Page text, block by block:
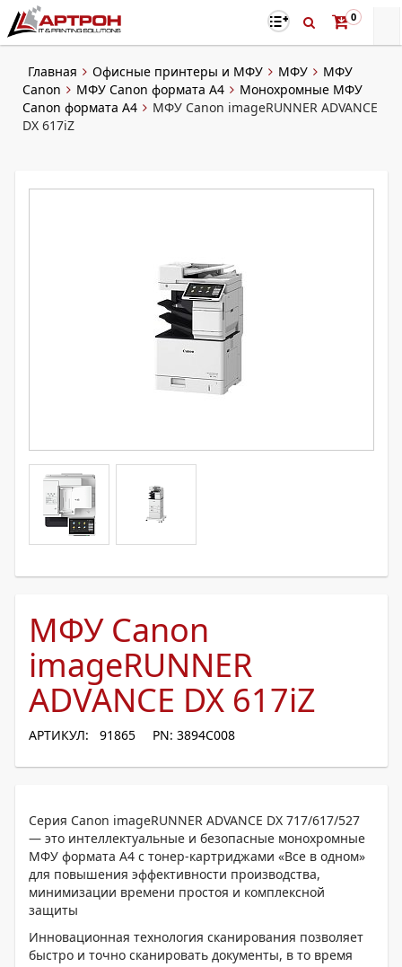
0
Главная Офисные принтеры и МФУ МФУ
МФУ
Canon
МФУ Canon формата А4
Монохромные МФУ
Canon формата А4
МФУ Canon imageRUNNER ADVANCE
DX 617iZ
МФУ Canon
imageRUNNER
ADVANCE DX 617iZ
АРТИКУЛ: 91865 PN: 3894C008
Серия Canon imageRUNNER ADVANCE DX 717/617/527
— это интеллектуальные и безопасные монохромные
МФУ формата A4 с тонер-картриджами «Все в одном»
для повышения эффективности производства,
минимизации времени простоя и комплексной
защиты
Инновационная технология сканирования позволяет
быстро и точно сканировать документы, в то время